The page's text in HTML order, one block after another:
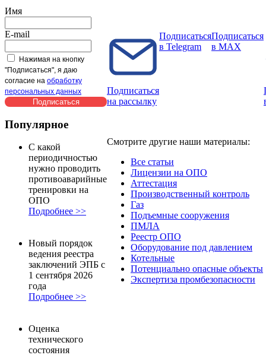
Имя
E-mail
Нажимая на кнопку
"Подписаться", я даю
согласие на обработку
персональных данных
Популярное
С какой
периодичностью
нужно проводить
противоаварийные
тренировки на
ОПО
Подробнее >>
Новый порядок
ведения реестра
заключений ЭПБ с
1 сентября 2026
года
Подробнее >>
Оценка
технического
состояния
Подписаться
на рассылку
Подписаться
в Telegram
Подписаться
в MAX
Смотрите другие наши материалы:
Все статьи
Лицензии на ОПО
Аттестация
Производственный контроль
Газ
Подъемные сооружения
ПМЛА
Реестр ОПО
Оборудование под давлением
Котельные
Потенциально опасные объекты
Экспертиза промбезопасности